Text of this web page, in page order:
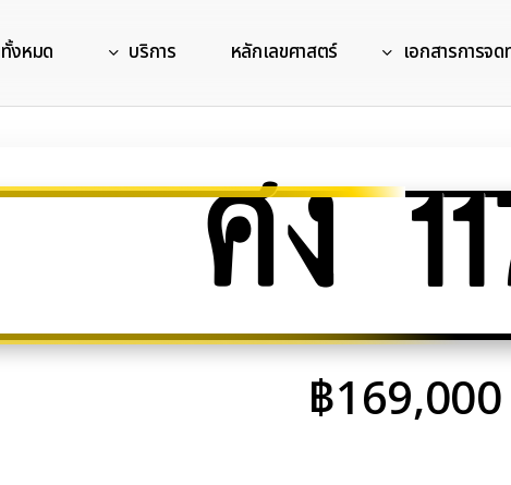
งหมด บริการ หลักเลขศาสตร์ เอกสารการจด
ศง
฿169,000